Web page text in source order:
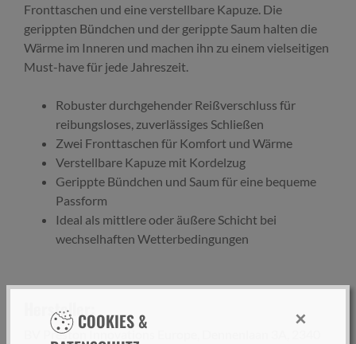
COOKIES &
×
Fronttaschen und eine verstellbare Kapuze. Die
gerippten Bündchen und der gerippte Saum halten die
Wärme im Inneren und machen ihn zu einem vielseitigen
Must-have für jede Jahreszeit.
Robuster durchgehender Reißverschluss für
reibungsloses, zuverlässiges Schließen
Zwei Fronttaschen für Komfort und Wärme
Verstellbare Kapuze mit Kordelzug
Gerippte Bündchen und Saum für eine bequeme
Passform
Ideal als mittlere oder äußere Schicht bei
wechselhaften Wetterbedingungen
Hersteller:
BV Preston Innovations Europe, Dennenlaan 3A, 2340